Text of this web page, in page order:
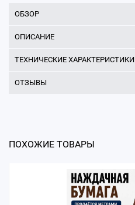
ОБЗОР
ОПИСАНИЕ
ТЕХНИЧЕСКИЕ ХАРАКТЕРИСТИКИ
ОТЗЫВЫ
ПОХОЖИЕ ТОВАРЫ